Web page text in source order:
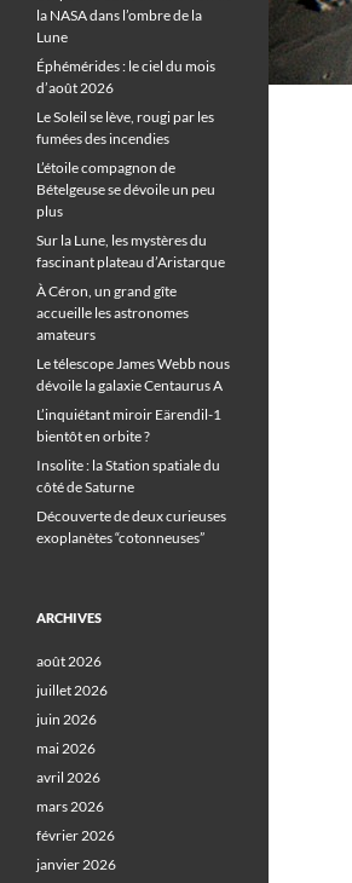
la NASA dans l’ombre de la
Lune
Éphémérides : le ciel du mois
d’août 2026
Le Soleil se lève, rougi par les
fumées des incendies
L’étoile compagnon de
Bételgeuse se dévoile un peu
plus
Sur la Lune, les mystères du
fascinant plateau d’Aristarque
À Céron, un grand gîte
accueille les astronomes
amateurs
Le télescope James Webb nous
dévoile la galaxie Centaurus A
L’inquiétant miroir Eärendil-1
bientôt en orbite ?
Insolite : la Station spatiale du
côté de Saturne
Découverte de deux curieuses
exoplanètes “cotonneuses”
ARCHIVES
août 2026
juillet 2026
juin 2026
mai 2026
avril 2026
mars 2026
février 2026
janvier 2026